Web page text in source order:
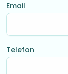
Email
Telefon